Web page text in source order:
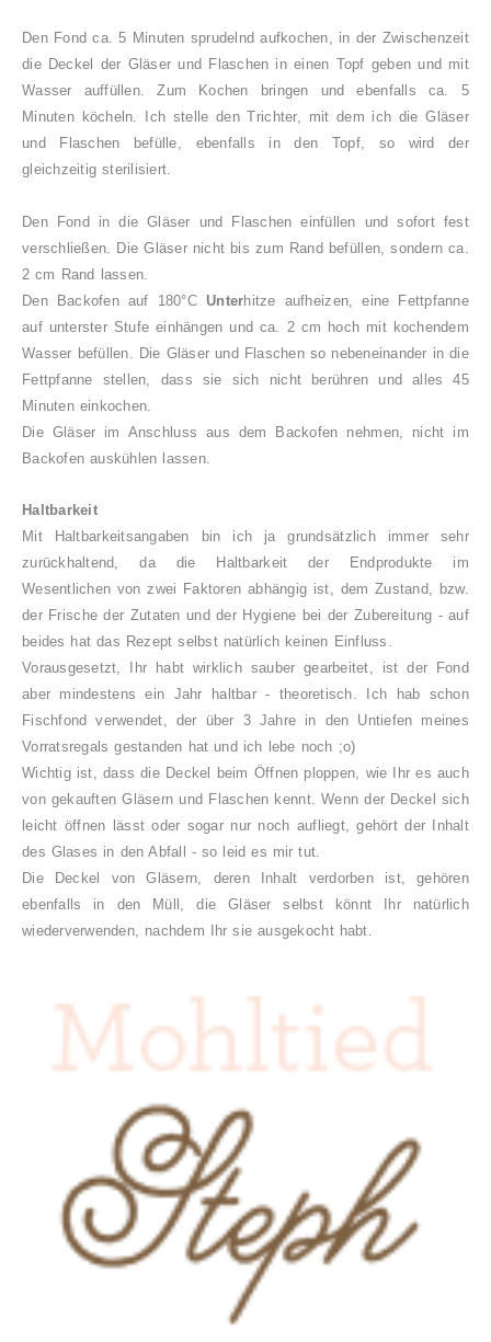
Den Fond ca. 5 Minuten sprudelnd aufkochen, in der Zwischenzeit
die Deckel der Gläser und Flaschen in einen Topf geben und mit
Wasser auffüllen. Zum Kochen bringen und ebenfalls ca. 5
Minuten köcheln. Ich stelle den Trichter, mit dem ich die Gläser
und Flaschen befülle, ebenfalls in den Topf, so wird der
gleichzeitig sterilisiert.
Den Fond in die Gläser und Flaschen einfüllen und sofort fest
verschließen. Die Gläser nicht bis zum Rand befüllen, sondern ca.
2 cm Rand lassen.
Den Backofen auf 180°CUnterhitze aufheizen, eine Fettpfanne
auf unterster Stufe einhängen und ca. 2 cm hoch mit kochendem
Wasser befüllen. Die Gläser und Flaschen so nebeneinander in die
Fettpfanne stellen, dass sie sich nicht berühren und alles 45
Minuten einkochen.
Die Gläser im Anschluss aus dem Backofen nehmen, nicht im
Backofen auskühlen lassen.
Haltbarkeit
Mit
Haltbarkeitsangaben bin ich ja grundsätzlich immer sehr
zurückhaltend, da die Haltbarkeit der Endprodukte im
Wesentlichen von zwei Faktoren abhängig ist, dem Zustand, bzw.
der Frische der Zutaten und der Hygiene bei der Zubereitung - auf
beides hat das Rezeptselbst natürlich keinen Einfluss.
Vorausgesetzt, Ihr habt wirklich sauber gearbeitet, ist der Fond
aber mindestens ein Jahr haltbar - theoretisch . Ich hab schon
Fischfond verwendet, der über 3 Jahre in den Untiefen meines
Vorratsregals gestanden hat und ich lebe noch ;o)
Wichtig ist, dass dieDeckel beim Öffnen ploppen , wie Ihr es auch
von gekauften Gläsern und Flaschen kennt. Wenn der Deckel sich
leicht öffnen lässt oder sogar nur noch aufliegt, gehört der Inhalt
des Glases in den Abfall - so leid es mir tut.
Die Deckel von Gläsern, deren Inhalt verdorben ist,gehören
ebenfalls in den M üll, die Gläser selbst könnt Ihr natürlich
wiederverwenden, nachdem Ihr sie ausgekocht habt.